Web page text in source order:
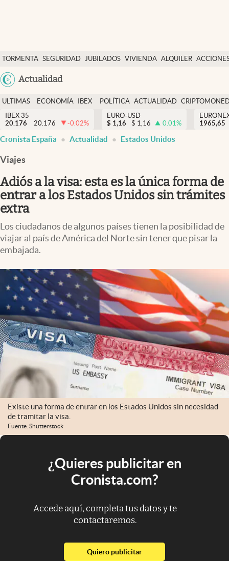
TORMENTA SEGURIDAD JUBILADOS VIVIENDA ALQUILER
USA
Actualidad
Economía y finanzas
Política
Actualidad
Criptomonedas
España
ULTIMAS
NOTICIAS
ECONOMÍA
FINANZAS
IBEX
EURO
POLÍTICA ACTUALIDAD
IBEX 35
20.176
20.176 -0.02%
EURO-USD
$ 1,16 $ 1,16 0.01%
1965,65
Cronista España Actualidad Estados Unidos
Viajes
Adiós a la visa: esta es la única forma de
entrar a los Estados Unidos sin trámites
extra
Los ciudadanos de algunos países tienen la posibilidad de
viajar al país de América del Norte sin tener que pisar la
embajada.
Existe una forma de entrar en los Estados Unidos sin necesidad
de tramitar la visa.
Fuente: Shutterstock
¿Quieres publicitar en
Cronista.com?
Accede aquí, completa tus datos y te
contactaremos.
Quiero publicitarabre en nueva pestaña